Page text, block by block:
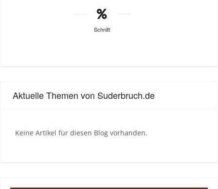
Schnitt
Aktuelle Themen von Suderbruch.de
Keine Artikel für diesen Blog vorhanden.